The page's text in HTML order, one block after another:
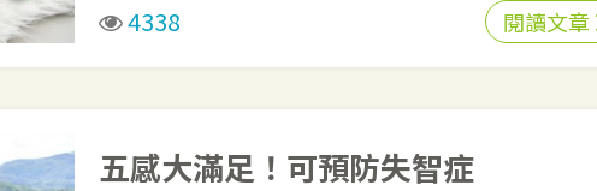
4338
閱讀文章
五感大滿足！可預防失智症